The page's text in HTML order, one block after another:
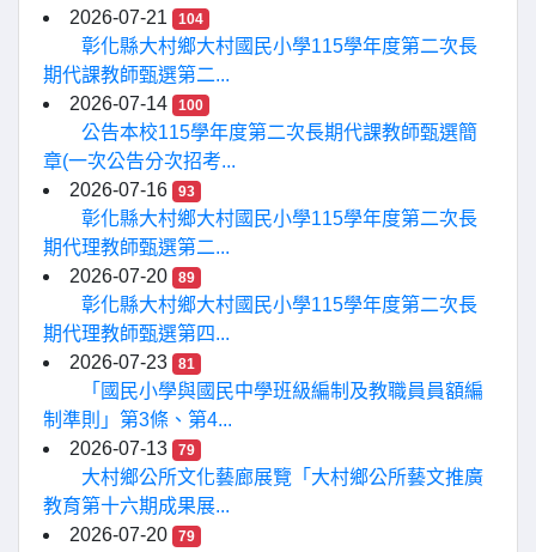
2026-07-21
104
彰化縣大村鄉大村國民小學115學年度第二次長
期代課教師甄選第二...
2026-07-14
100
公告本校115學年度第二次長期代課教師甄選簡
章(一次公告分次招考...
2026-07-16
93
彰化縣大村鄉大村國民小學115學年度第二次長
期代理教師甄選第二...
2026-07-20
89
彰化縣大村鄉大村國民小學115學年度第二次長
期代理教師甄選第四...
2026-07-23
81
「國民小學與國民中學班級編制及教職員員額編
制準則」第3條、第4...
2026-07-13
79
大村鄉公所文化藝廊展覽「大村鄉公所藝文推廣
教育第十六期成果展...
2026-07-20
79